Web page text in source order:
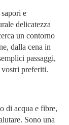
e
delicatezza
un contorno
dalla cena in
passaggi,
vostri preferiti.
di acqua e fibre,
Sono una